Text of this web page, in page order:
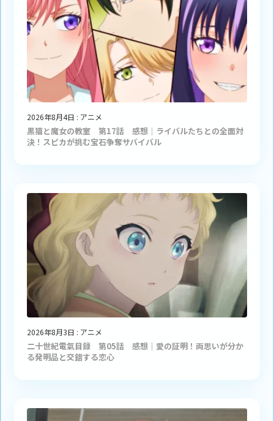
2026年8月4日 : アニメ
黒猫と魔女の教室 第17話 感想｜ライバルたちとの全面対
決！スピカが挑む宝石争奪サバイバル
2026年8月3日 : アニメ
二十世紀電氣目録 第05話 感想｜愛の証明！両思いが分か
る発明品と交錯する恋心